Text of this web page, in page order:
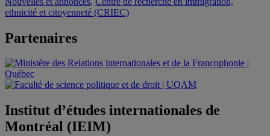
ethnicité et citoyenneté (CRIEC)
Partenaires
Institut d’études internationales de
Montréal (IEIM)